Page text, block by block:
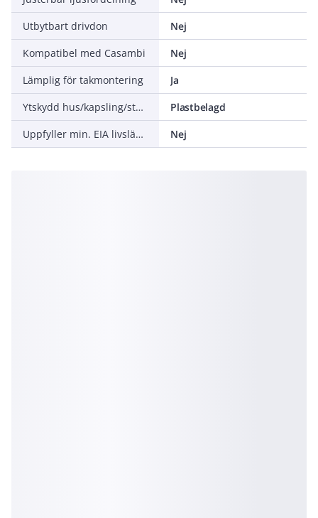
Utbytbart drivdon
Nej
Kompatibel med Casambi
Nej
Lämplig för takmontering
Ja
Ytskydd hus/kapsling/stomme
Plastbelagd
Uppfyller min. EIA livslängdskriterium L90 (vid 50 000 timmar vid tq = 25°C)
Nej